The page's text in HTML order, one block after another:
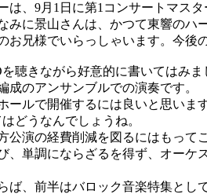
、9月1日に第1コンサートマス
みに景山さんは、かつて東響のハ
お兄様でいらっしゃいます。今後
聴きながら好意的に書いてはみ
成のアンサンブルでの演奏です。
ルで開催するには良いと思いま
どうなんでしょうね。
演の経費削減を図るにはもって
、単調にならざるを得ず、オーケ
、前半はバロック音楽特集とし